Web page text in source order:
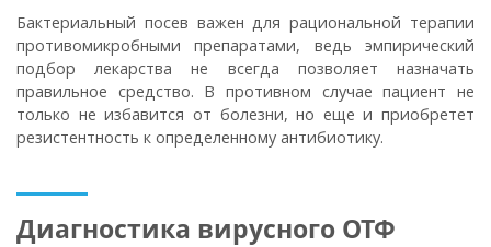
Бактериальный посев важен для рациональной терапии
противомикробными препаратами, ведь эмпирический
подбор лекарства не всегда позволяет назначать
правильное средство. В противном случае пациент не
только не избавится от болезни, но еще и приобретет
резистентность к определенному антибиотику.
Диагностика вирусного ОТФ